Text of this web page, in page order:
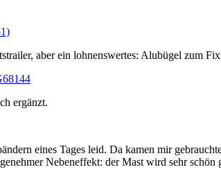
aber ein lohnenswertes: Alubügel zum
ergänzt.
eines Tages leid. Da kamen mir
Nebeneffekt: der Mast wird sehr schön